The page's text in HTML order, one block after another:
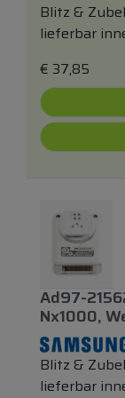
Blitz &
lieferbar
€ 37,85
Ad97-
Nx1000,
Blitz &
lieferbar